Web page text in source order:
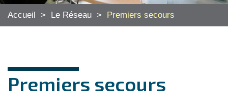
Accueil > Le Réseau > Premiers secours
Premiers secours